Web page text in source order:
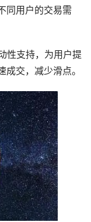
同用户的交易需
性支持，为用户提
交，减少滑点。